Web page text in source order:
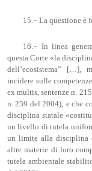
15.− La questione è
16.− In linea
questa Corte «la
dell’ecosistema” […],
incidere sulle
ex multis, sentenze n.
n. 259 del 2004); e che
disciplina statale
un livello di tutela
un limite alla disciplina
altre materie di loro
tutela ambientale